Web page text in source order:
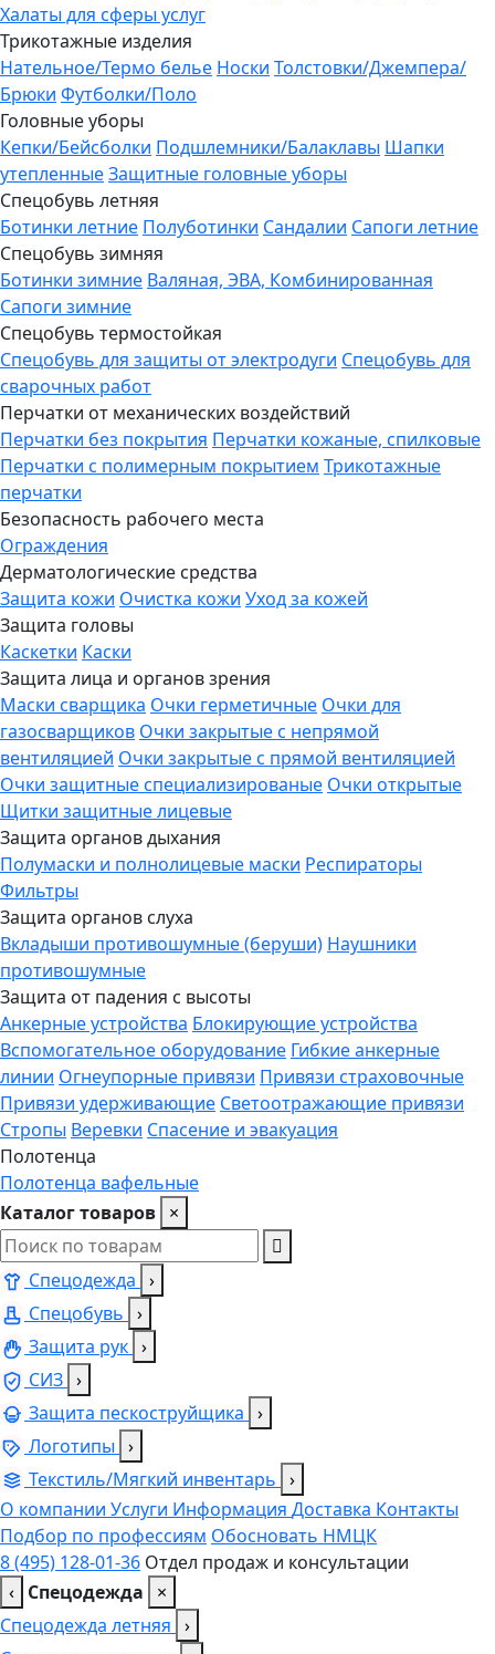
Халаты для сферы услуг
Трикотажные изделия
Нательное/Термо белье Носки Толстовки/Джемпера/
Брюки Футболки/Поло
Головные уборы
Кепки/Бейсболки Подшлемники/Балаклавы Шапки
утепленныеЗащитные головные уборы
Спецобувь летняя
Ботинки летние Полуботинки Сандалии Сапоги летние
Спецобувь зимняя
Ботинки зимние Валяная, ЭВА, Комбинированная
Сапоги зимние
Спецобувь термостойкая
Спецобувь для защиты от электродуги Спецобувь для
сварочных работ
Перчатки от механических воздействий
Перчатки без покрытия Перчатки кожаные, спилковые
Перчатки с полимерным покрытием Трикотажные
перчатки
Безопасность рабочего места
Ограждения
Дерматологические средства
Защита кожи Очистка кожи Уход за кожей
Защита головы
Каскетки Каски
Защита лица и органов зрения
Маски сварщика Очки герметичные Очки для
газосварщиков Очки закрытые с непрямой
вентиляцией Очки закрытые с прямой вентиляцией
Очки защитные специализированые Очки открытые
Щитки защитные лицевые
Защита органов дыхания
Полумаски и полнолицевые маски Респираторы
Фильтры
Защита органов слуха
Вкладыши противошумные (беруши) Наушники
противошумные
Защита от падения с высоты
Анкерные устройства Блокирующие устройства
Вспомогательное оборудование Гибкие анкерные
линии Огнеупорные привязи Привязи страховочные
Привязи удерживающие Светоотражающие привязи
Стропы Веревки Спасение и эвакуация
Полотенца
Полотенца вафельные
Каталог товаров ×
Спецодежда ›
Спецобувь ›
Защита рук ›
СИЗ ›
Защита пескоструйщика ›
Логотипы ›
Текстиль/Мягкий инвентарь ›
О компании Услуги Информация Доставка Контакты
Подбор по профессиям Обосновать НМЦК
8 (495) 128-01-36 Отдел продаж и консультации
‹ Спецодежда
×
Спецодежда летняя ›